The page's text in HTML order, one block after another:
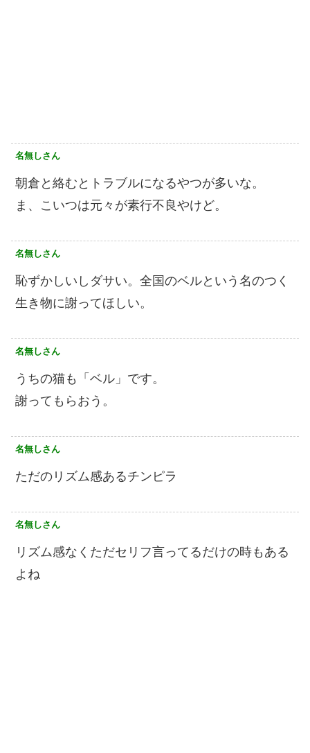
名無しさん
朝倉と絡むとトラブルになるやつが多いな。
ま、こいつは元々が素行不良やけど。
名無しさん
恥ずかしいしダサい。全国のベルという名のつく
生き物に謝ってほしい。
名無しさん
うちの猫も「ベル」です。
謝ってもらおう。
名無しさん
ただのリズム感あるチンピラ
名無しさん
リズム感なくただセリフ言ってるだけの時もある
よね